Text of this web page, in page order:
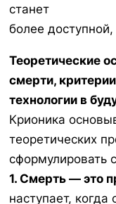
станет
более
Теоретические
смерти,
технологии в
Крионика
теоретических
сформулировать
1. Смерть — это
наступает, когда